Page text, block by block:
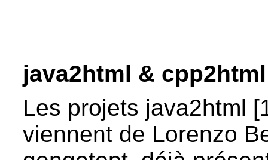
java2html & cpp2html
Les projets java2html
viennent de Lorenzo